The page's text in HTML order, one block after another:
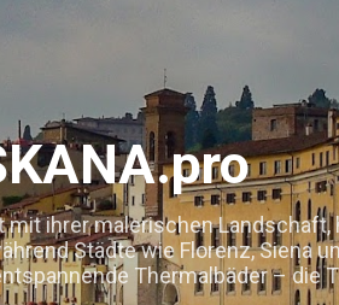
ihrer malerischen
Städte wie Florenz, Siena
Thermalbäder – die